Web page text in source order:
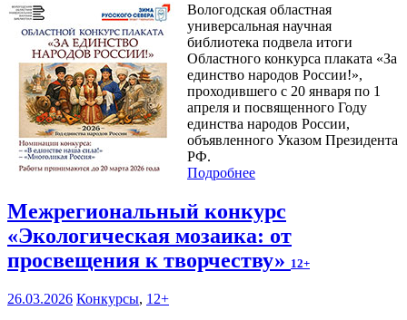
Вологодская областная
универсальная научная
библиотека подвела итоги
Областного конкурса плаката «За
единство народов России!»,
проходившего с 20 января по 1
апреля и посвященного Году
единства народов России,
объявленного Указом Президента
РФ.
Подробнее
Межрегиональный конкурс
«Экологическая мозаика: от
просвещения к творчеству» 12+
26.03.2026 Конкурсы, 12+